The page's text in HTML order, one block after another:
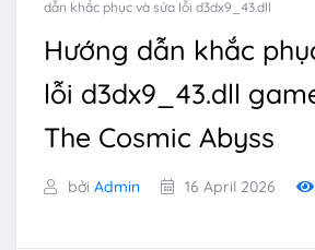
dẫn khắc phục và sửa lỗi d3dx9_43.dll
Hướng dẫn khắc
lỗi d3dx9_43.dll
The Cosmic Abyss
bởi Admin 16 April 2026